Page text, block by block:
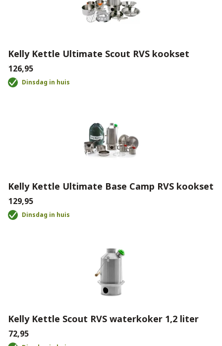
Kelly Kettle Ultimate Scout RVS kookset
€126,95
Dinsdag in huis
Kelly Kettle Ultimate Base Camp RVS kookset
€129,95
Dinsdag in huis
Kelly Kettle Scout RVS waterkoker 1,2 liter
€72,95